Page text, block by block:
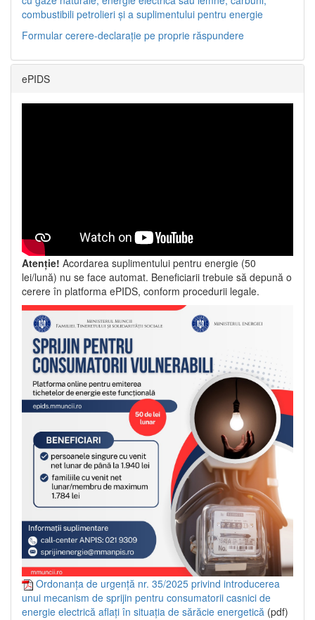
combustibili petrolieri și a suplimentului pentru energie
Formular cerere-declarație pe proprie răspundere
ePIDS
Atenție! Acordarea suplimentului pentru energie (50
lei/lună) nu se face automat. Beneficiarii trebuie să depună o
cerere în platforma ePIDS, conform procedurii legale.
Ordonanța de urgență nr. 35/2025 privind introducerea
unui mecanism de sprijin pentru consumatorii casnici de
energie electrică aflați în situația de sărăcie energetică (pdf)